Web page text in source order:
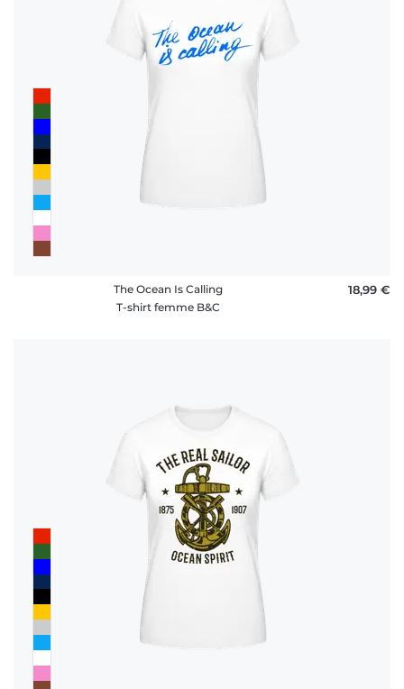
The Ocean Is Calling
T-shirt femme B&C
18,99 €